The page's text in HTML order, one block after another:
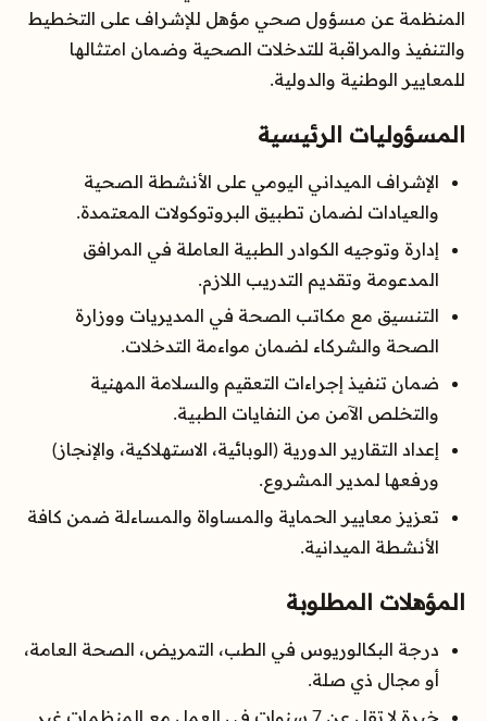
المنظمة عن مسؤول صحي مؤهل للإشراف على التخطيط
والتنفيذ والمراقبة للتدخلات الصحية وضمان امتثالها
للمعايير الوطنية والدولية.
المسؤوليات الرئيسية
الإشراف الميداني اليومي على الأنشطة الصحية
والعيادات لضمان تطبيق البروتوكولات المعتمدة.
إدارة وتوجيه الكوادر الطبية العاملة في المرافق
المدعومة وتقديم التدريب اللازم.
التنسيق مع مكاتب الصحة في المديريات ووزارة
الصحة والشركاء لضمان مواءمة التدخلات.
ضمان تنفيذ إجراءات التعقيم والسلامة المهنية
والتخلص الآمن من النفايات الطبية.
إعداد التقارير الدورية (الوبائية، الاستهلاكية، والإنجاز)
ورفعها لمدير المشروع.
تعزيز معايير الحماية والمساواة والمساءلة ضمن كافة
الأنشطة الميدانية.
المؤهلات المطلوبة
درجة البكالوريوس في الطب، التمريض، الصحة العامة،
أو مجال ذي صلة.
خبرة لا تقل عن 7 سنوات في العمل مع المنظمات غير